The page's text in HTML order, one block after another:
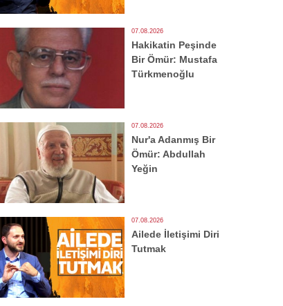
07.08.2026
Hakikatin Peşinde
Bir Ömür: Mustafa
Türkmenoğlu
07.08.2026
Nur'a Adanmış Bir
Ömür: Abdullah
Yeğin
07.08.2026
Ailede İletişimi Diri
Tutmak